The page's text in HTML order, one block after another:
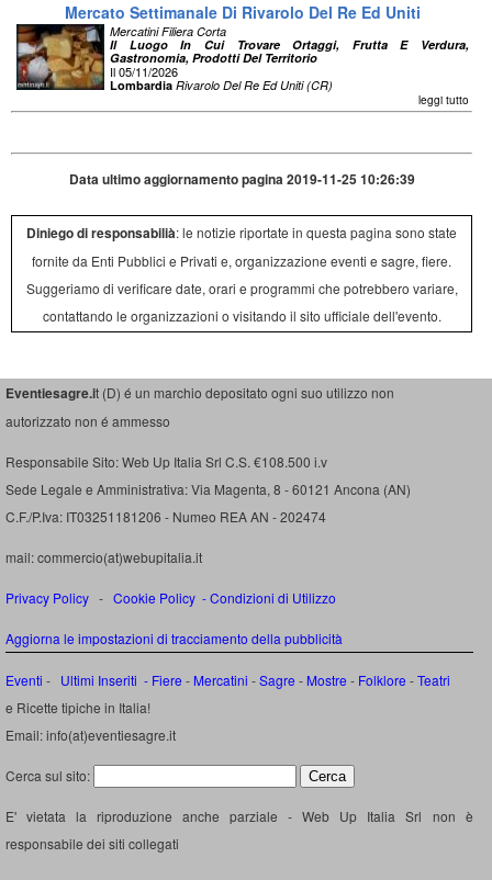
Mercato Settimanale Di Rivarolo Del Re Ed Uniti
Mercatini Filiera Corta
Il Luogo In Cui Trovare Ortaggi, Frutta E Verdura,
Gastronomia, Prodotti Del Territorio
Il 05/11/2026
Lombardia Rivarolo Del Re Ed Uniti (CR)
leggi tutto
Data ultimo aggiornamento pagina 2019-11-25 10:26:39
Diniego di responsabilià: le notizie riportate in questa pagina sono state
fornite da Enti Pubblici e Privati e, organizzazione eventi e sagre, fiere.
Suggeriamo di verificare date, orari e programmi che potrebbero variare,
contattando le organizzazioni o visitando il sito ufficiale dell'evento.
Eventiesagre.it (D) é un marchio depositato ogni suo utilizzo non
autorizzato non é ammesso
Responsabile Sito: Web Up Italia Srl C.S. €108.500 i.v
Sede Legale e Amministrativa: Via Magenta, 8 - 60121 Ancona (AN)
C.F./P.Iva: IT03251181206 - Numeo REA AN - 202474
mail: commercio(at)webupitalia.it
Privacy Policy - Cookie Policy -Condizioni di Utilizzo
Aggiorna le impostazioni di tracciamento della pubblicità
Eventi - Ultimi Inseriti - Fiere - Mercatini -Sagre - Mostre - Folklore -Teatri
e Ricette tipiche in Italia!
Email: info(at)eventiesagre.it
Cerca sul sito:
E' vietata la riproduzione anche parziale - Web Up Italia Srl non è
responsabile dei siti collegati